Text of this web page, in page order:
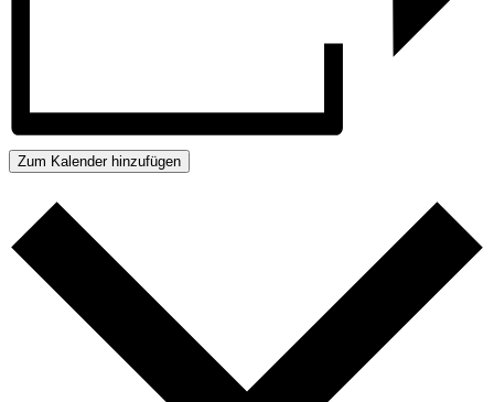
Zum Kalender hinzufügen